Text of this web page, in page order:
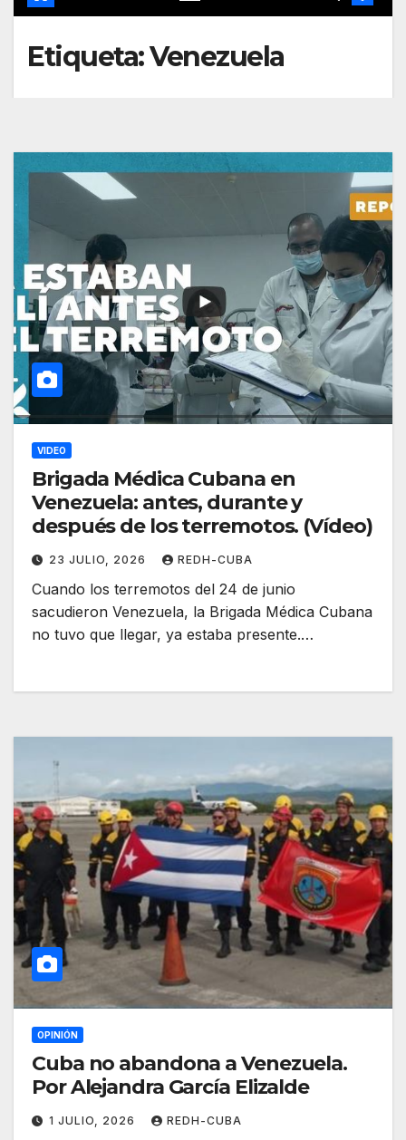
Etiqueta:Venezuela
VIDEO
Brigada Médica Cubana en
Venezuela: antes, durante y
después de los terremotos. (Vídeo)
23 JULIO, 2026 REDH-CUBA
Cuando los terremotos del 24 de junio
sacudieron Venezuela, la Brigada Médica Cubana
no tuvo que llegar, ya estaba presente.…
OPINIÓN
Cuba no abandona a Venezuela.
Por Alejandra García Elizalde
1 JULIO, 2026 REDH-CUBA